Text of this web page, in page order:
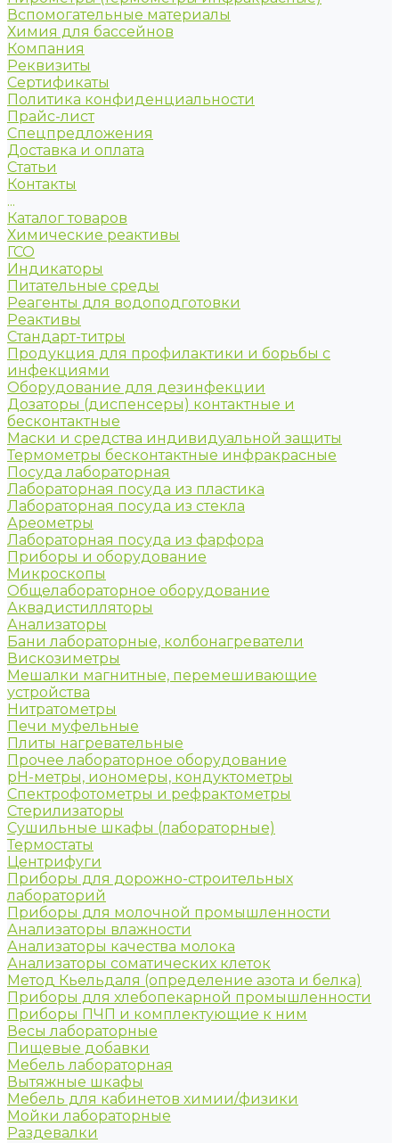
Вспомогательные материалы
Химия для бассейнов
Компания
Реквизиты
Сертификаты
Политика конфиденциальности
Прайс-лист
Спецпредложения
Доставка и оплата
Статьи
Контакты
...
Каталог товаров
Химические реактивы
ГСО
Индикаторы
Питательные среды
Реагенты для водоподготовки
Реактивы
Стандарт-титры
Продукция для профилактики и борьбы с
инфекциями
Оборудование для дезинфекции
Дозаторы (диспенсеры) контактные и
бесконтактные
Маски и средства индивидуальной защиты
Термометры бесконтактные инфракрасные
Посуда лабораторная
Лабораторная посуда из пластика
Лабораторная посуда из стекла
Ареометры
Лабораторная посуда из фарфора
Приборы и оборудование
Микроскопы
Общелабораторное оборудование
Аквадистилляторы
Анализаторы
Бани лабораторные, колбонагреватели
Вискозиметры
Мешалки магнитные, перемешивающие
устройства
Нитратометры
Печи муфельные
Плиты нагревательные
Прочее лабораторное оборудование
рН-метры, иономеры, кондуктометры
Спектрофотометры и рефрактометры
Стерилизаторы
Сушильные шкафы (лабораторные)
Термостаты
Центрифуги
Приборы для дорожно-строительных
лабораторий
Приборы для молочной промышленности
Анализаторы влажности
Анализаторы качества молока
Анализаторы соматических клеток
Метод Кьельдаля (определение азота и белка)
Приборы для хлебопекарной промышленности
Приборы ПЧП и комплектующие к ним
Весы лабораторные
Пищевые добавки
Мебель лабораторная
Вытяжные шкафы
Мебель для кабинетов химии/физики
Мойки лабораторные
Раздевалки